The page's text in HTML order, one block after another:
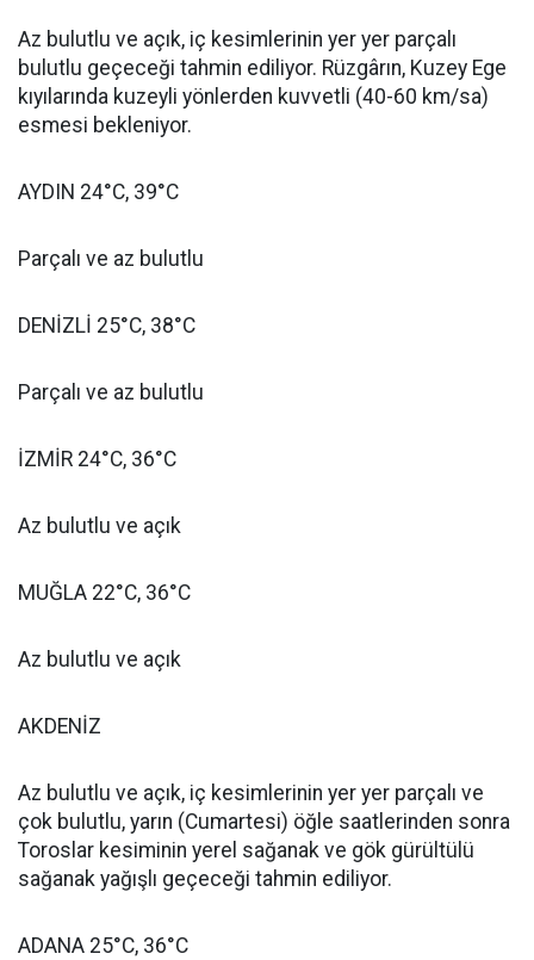
Az bulutlu ve açık, iç kesimlerinin yer yer parçalı
bulutlu geçeceği tahmin ediliyor. Rüzgârın, Kuzey Ege
kıyılarında kuzeyli yönlerden kuvvetli (40-60 km/sa)
esmesi bekleniyor.
AYDIN 24°C, 39°C
Parçalı ve az bulutlu
DENİZLİ 25°C, 38°C
Parçalı ve az bulutlu
İZMİR 24°C, 36°C
Az bulutlu ve açık
MUĞLA 22°C, 36°C
Az bulutlu ve açık
AKDENİZ
Az bulutlu ve açık, iç kesimlerinin yer yer parçalı ve
çok bulutlu, yarın (Cumartesi) öğle saatlerinden sonra
Toroslar kesiminin yerel sağanak ve gök gürültülü
sağanak yağışlı geçeceği tahmin ediliyor.
ADANA 25°C, 36°C